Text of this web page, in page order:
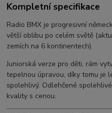
Kompletní specifikace
Radio BMX je progresivní
větší oblibu po celém světě
zemích na 6 kontinentech).
Juniorská verze pro děti, rám
tepelnou úpravou, díky tomu je
spolehlivý. Odlehčené
kvality s cenou.